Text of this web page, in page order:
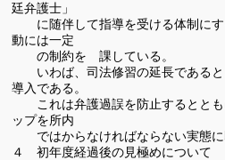
廷弁護士」
に随伴して指導を受ける体制にす
動には一定
の制約を 課している。
いわば、司法修習の延長であると
導入である。
これは弁護過誤を防止するととも
ップを所内
ではからなければならない実態に
４ 初年度経過後の見極めについて